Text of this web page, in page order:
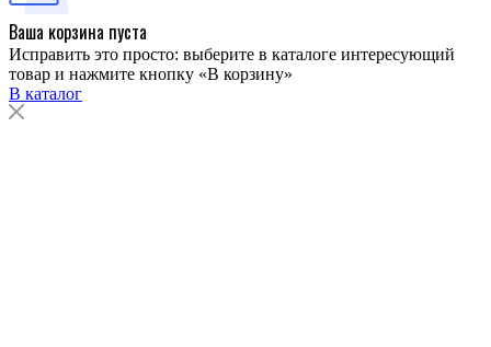
Ваша корзина пуста
Исправить это просто: выберите в каталоге интересующий
товар и нажмите кнопку «В корзину»
В каталог